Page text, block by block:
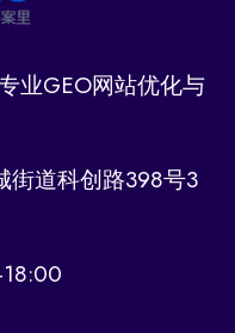
业GEO网站优化与
街道科创路398号3